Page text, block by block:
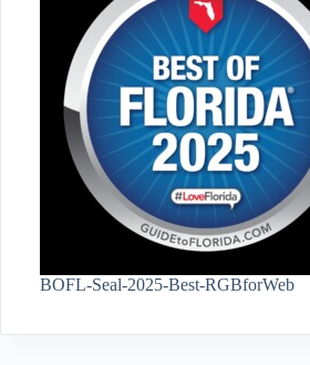
BOFL-Seal-2025-Best-RGBforWeb